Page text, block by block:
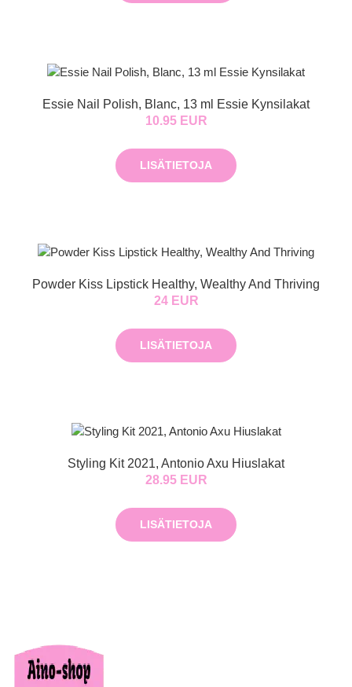
Essie Nail Polish, Blanc, 13 ml Essie Kynsilakat
10.95 EUR
LISÄTIETOJA
Powder Kiss Lipstick Healthy, Wealthy And Thriving
24 EUR
LISÄTIETOJA
Styling Kit 2021, Antonio Axu Hiuslakat
28.95 EUR
LISÄTIETOJA